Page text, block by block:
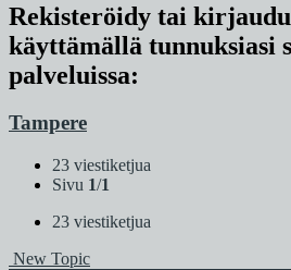
Rekisteröidy tai kirjaudu
käyttämällä tunnuksiasi
palveluissa:
Tampere
23 viestiketjua
Sivu 1/1
23 viestiketjua
New Topic